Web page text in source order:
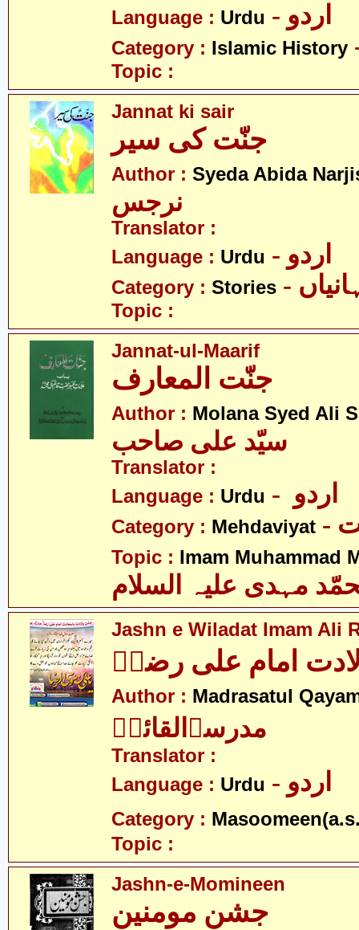
Language : Urdu - اردو
Category : Islamic History
Topic :
Jannat ki sair
جنّت کی سیر
Author : Syeda Abida
نرجس
Translator :
Language : Urdu - اردو
Category : Stories
Topic :
Jannat-ul-Maarif
Author : Molana Syed Ali
سیّد علی صاحب
Translator :
Language : Urdu
Category : Mehdaviyat
Topic : Imam Muhammad
مہدی علیہ السلام
Jashn e Wiladat Imam Ali
امام علی رضاؑ
Author : Madrasatul
مدرسۃالقائمؑ
Translator :
Language : Urdu - اردو
Category :
Topic :
Jashn-e-Momineen